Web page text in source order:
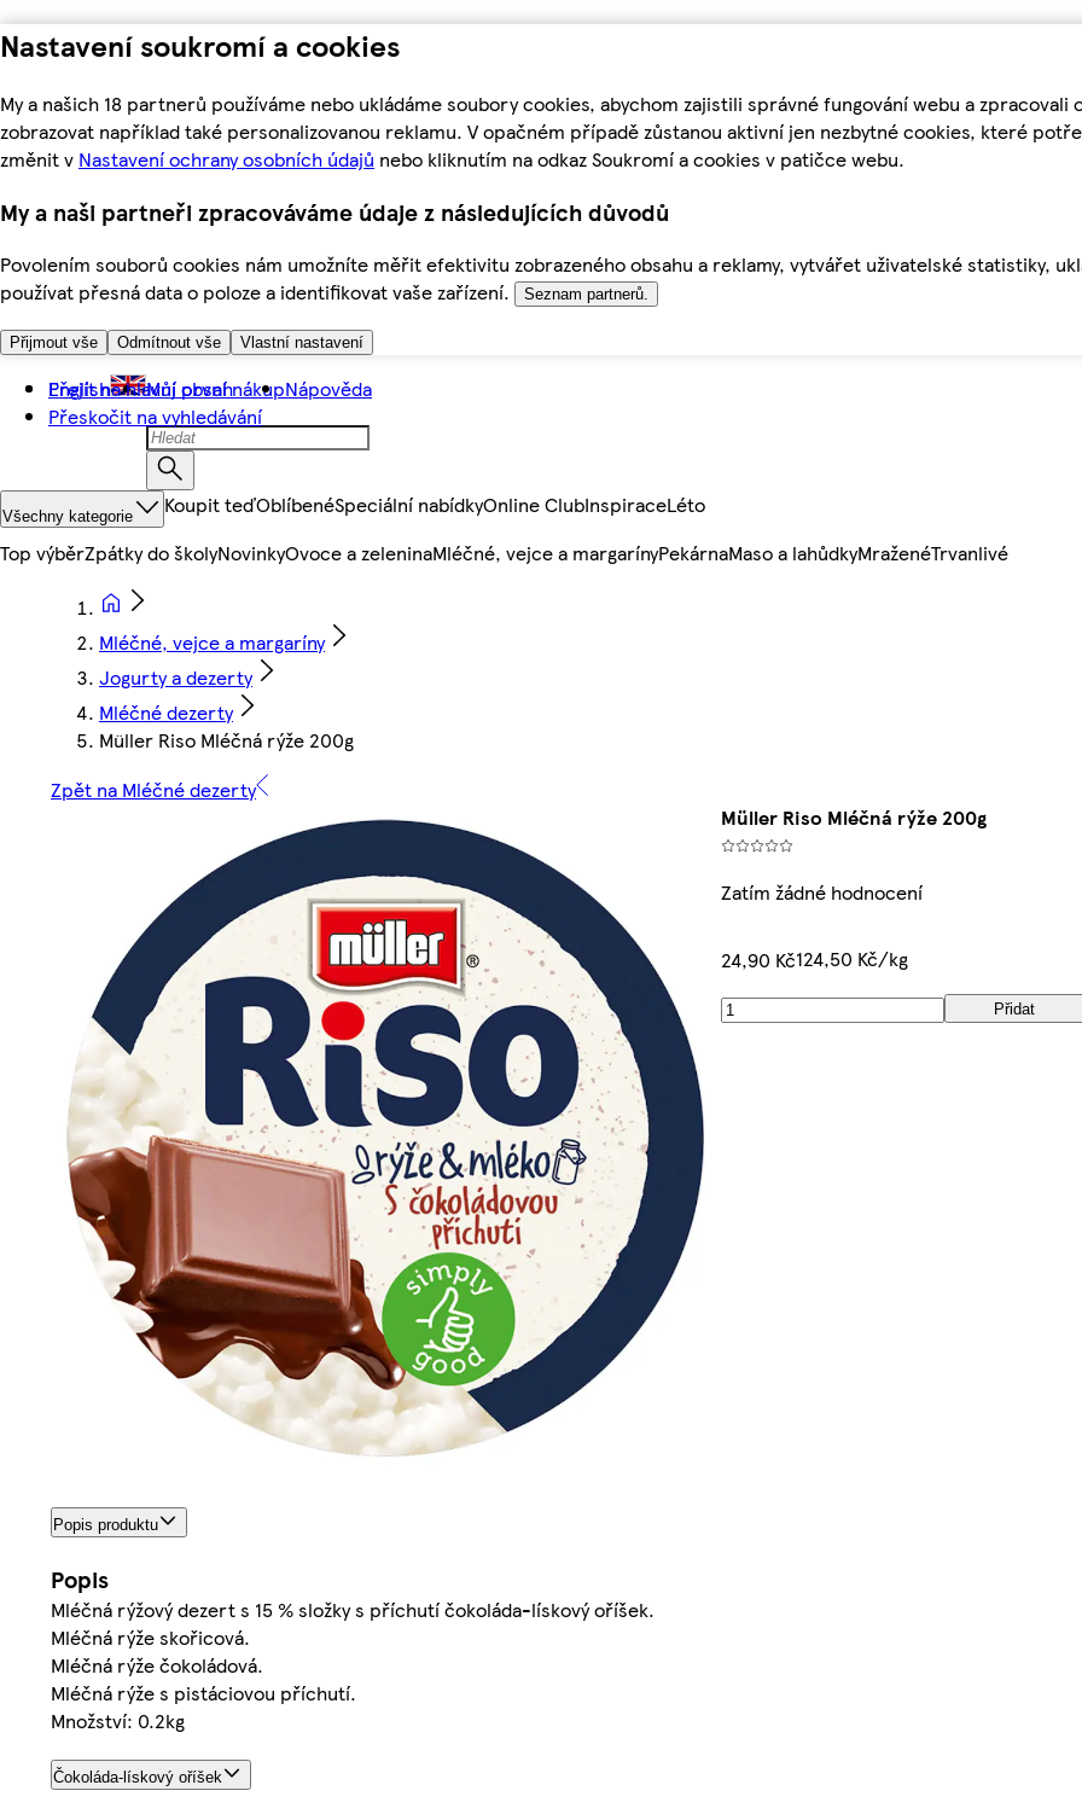
Nastavení soukromí a cookies
My a našich 18 partnerů používáme nebo ukládáme soubory cookies, abychom zajistili správné fungování webu a
zobrazovat například také personalizovanou reklamu. V opačném případě zůstanou aktivní jen nezbytné cookies, které
změnit v Nastavení ochrany osobních údajů nebo kliknutím na odkaz Soukromí a cookies v patičce webu.
My a naši partneři zpracováváme údaje z následujících důvodů
Povolením souborů cookies nám umožníte měřit efektivitu zobrazeného obsahu a reklamy, vytvářet uživatelské statistiky,
používat přesná data o poloze a identifikovat vaše zařízení.
Seznam partnerů.
Přijmout vše Odmítnout vše Vlastní nastavení
Přejít na hlavní obsah
Přeskočit na vyhledávání
English Můj první nákupNápověda
Všechny kategorie Koupit teďOblíbenéSpeciální nabídkyOnline ClubInspiraceLéto
Top výběrZpátky do školyNovinkyOvoce a zeleninaMléčné, vejce a margarínyPekárnaMaso a lahůdkyMraženéTrvanlivé
Mléčné, vejce a margaríny
Jogurty a dezerty
Mléčné dezerty
Müller Riso Mléčná rýže 200g
Zpět na Mléčné dezerty
Müller Riso Mléčná rýže 200g
Zatím žádné hodnocení
24,90 Kč124,50 Kč/kg
Přidat
Popis produktu
Popis
Mléčná rýžový dezert s 15 % složky s příchutí čokoláda-lískový oříšek.
Mléčná rýže skořicová.
Mléčná rýže čokoládová.
Mléčná rýže s pistáciovou příchutí.
Množství: 0.2kg
Čokoláda-lískový oříšek